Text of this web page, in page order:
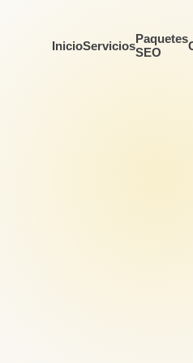
InicioServiciosPaquetes
SEO